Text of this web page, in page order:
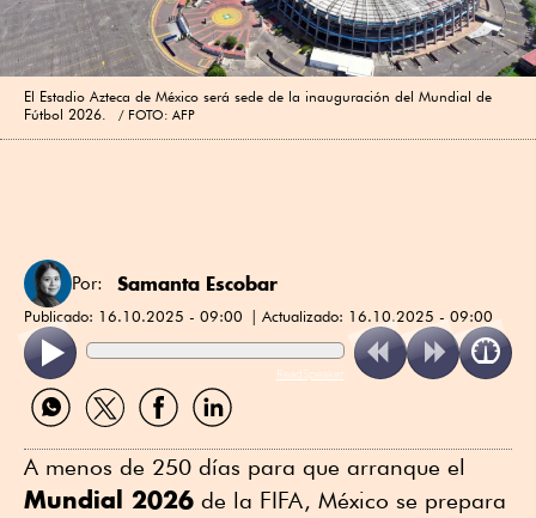
El Estadio Azteca de México será sede de la inauguración del Mundial de
Fútbol 2026.
FOTO: AFP
Por: Samanta Escobar
Publicado: 16.10.2025 - 09:00 Actualizado: 16.10.2025 - 09:00
ReadSpeaker
Compartir
por
Compartir
por
Compartir
por
Compartir
por
A menos de 250 días para que arranque el
Mundial 2026 de la FIFA, México se prepara